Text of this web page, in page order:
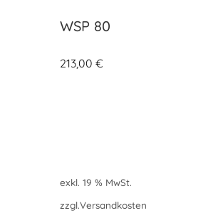
WSP 80
213,00 €
exkl. 19 % MwSt.
zzgl.Versandkosten